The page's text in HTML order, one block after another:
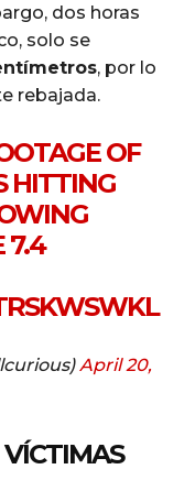
dos horas
solo se
, por lo
rebajada.
OF
HITTING
7.4
April 20,